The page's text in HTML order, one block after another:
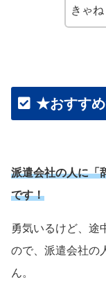
きゃね
★おすすめ
派遣会社の人に「
です！
勇気いるけど、途
ので、派遣会社の
ん。